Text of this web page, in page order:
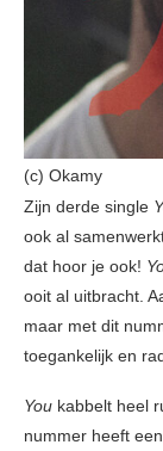
(c) Okamy
Zijn derde single
ook al
dat hoor je ook!
ooit al uitbracht.
maar met dit
toegankelijk en
You kabbelt heel
nummer heeft